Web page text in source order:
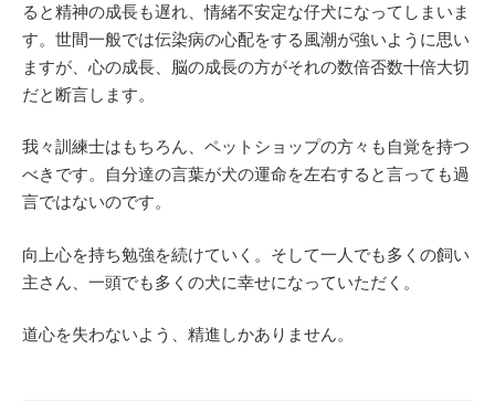
ると精神の成長も遅れ、情緒不安定な仔犬になってしまいま
す。世間一般では伝染病の心配をする風潮が強いように思い
ますが、心の成長、脳の成長の方がそれの数倍否数十倍大切
だと断言します。
我々訓練士はもちろん、ペットショップの方々も自覚を持つ
べきです。自分達の言葉が犬の運命を左右すると言っても過
言ではないのです。
向上心を持ち勉強を続けていく。そして一人でも多くの飼い
主さん、一頭でも多くの犬に幸せになっていただく。
道心を失わないよう、精進しかありません。